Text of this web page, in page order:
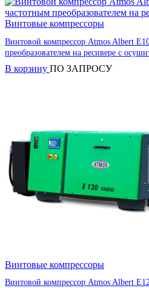
Винтовые компрессоры
Винтовой компрессор Atmos Albert
преобразователем на ресивере с
В корзину ПО ЗАПРОСУ
Винтовые компрессоры
Винтовой компрессор Atmos Albert